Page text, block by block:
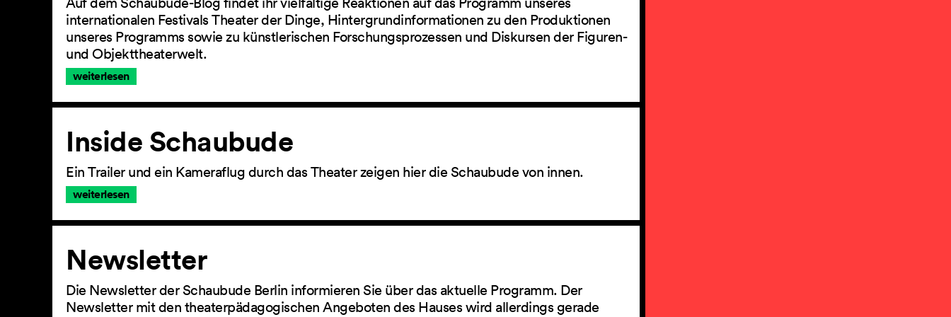
internationalen Festivals Theater der Dinge, Hintergrundinformationen zu den Produktionen
unseres Programms sowie zu künstlerischen Forschungsprozessen und Diskursen der Figuren-
und Objekttheaterwelt.
weiterlesen
Inside Schaubude
Ein Trailer und ein Kameraflug durch das Theater zeigen hier die Schaubude von innen.
weiterlesen
Newsletter
Die Newsletter der Schaubude Berlin informieren Sie über das aktuelle Programm. Der
Newsletter mit den theaterpädagogischen Angeboten des Hauses wird allerdings gerade